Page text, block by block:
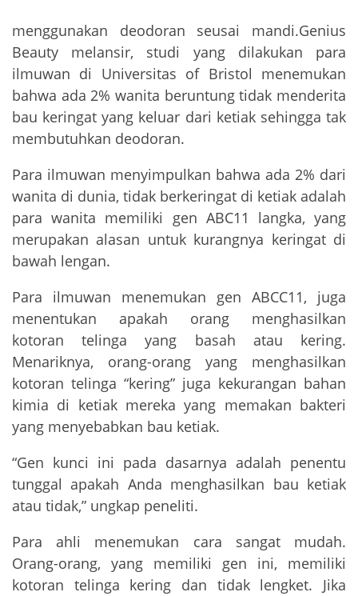
menggunakan deodoran seusai mandi.Genius
Beauty melansir, studi yang dilakukan para
ilmuwan di Universitas of Bristol menemukan
bahwa ada 2% wanita beruntung tidak menderita
bau keringat yang keluar dari ketiak sehingga tak
membutuhkan deodoran.
Para ilmuwan menyimpulkan bahwa ada 2% dari
wanita di dunia, tidak berkeringat di ketiak adalah
para wanita memiliki gen ABC11 langka, yang
merupakan alasan untuk kurangnya keringat di
bawah lengan.
Para ilmuwan menemukan gen ABCC11, juga
menentukan apakah orang menghasilkan
kotoran telinga yang basah atau kering.
Menariknya, orang-orang yang menghasilkan
kotoran telinga “kering” juga kekurangan bahan
kimia di ketiak mereka yang memakan bakteri
yang menyebabkan bau ketiak.
“Gen kunci ini pada dasarnya adalah penentu
tunggal apakah Anda menghasilkan bau ketiak
atau tidak,” ungkap peneliti.
Para ahli menemukan cara sangat mudah.
Orang-orang, yang memiliki gen ini, memiliki
kotoran telinga kering dan tidak lengket. Jika